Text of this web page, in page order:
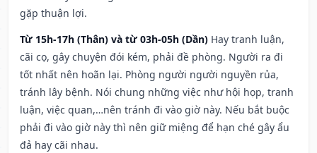
gặp thuận lợi.
Từ 15h-17h (Thân) và từ 03h-05h (Dần) Hay tranh luận,
cãi cọ, gây chuyện đói kém, phải đề phòng. Người ra đi
tốt nhất nên hoãn lại. Phòng người người nguyền rủa,
tránh lây bệnh. Nói chung những việc như hội họp, tranh
luận, việc quan,…nên tránh đi vào giờ này. Nếu bắt buộc
phải đi vào giờ này thì nên giữ miệng để hạn ché gây ẩu
đả hay cãi nhau.